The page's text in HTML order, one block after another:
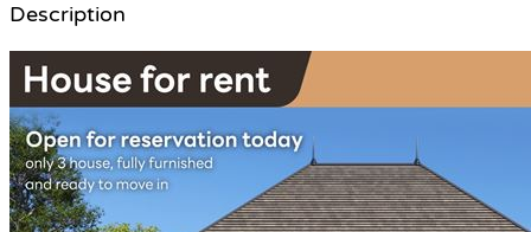
Description